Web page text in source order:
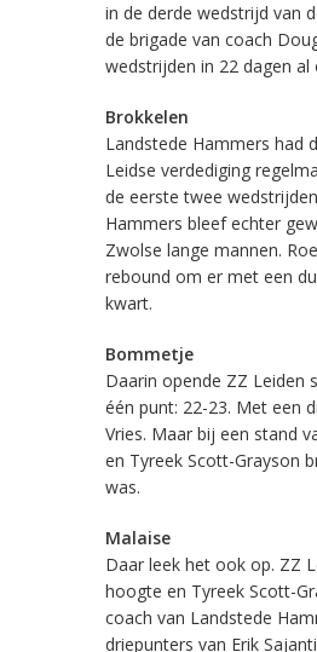
in de derde wedstrijd van
de brigade van coach
wedstrijden in 22 dagen al
Brokkelen
Landstede Hammers had
Leidse verdediging
de eerste twee
Hammers bleef echter
Zwolse lange mannen.
rebound om er met een
kwart.
Bommetje
Daarin opende ZZ Leiden
één punt: 22-23. Met een
Vries. Maar bij een stand
en Tyreek Scott-Grayson
was.
Malaise
Daar leek het ook op. ZZ
hoogte en Tyreek Scott-
coach van Landstede
driepunters van Erik